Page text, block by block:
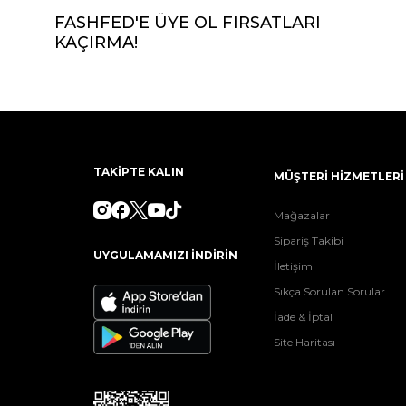
FASHFED'E ÜYE OL FIRSATLARI
KAÇIRMA!
TAKİPTE KALIN
UYGULAMAMIZI İNDİRİN
MÜŞTERİ HİZMETLERİ
Mağazalar
Sipariş Takibi
İletişim
Sıkça Sorulan Sorular
İade & İptal
Site Haritası